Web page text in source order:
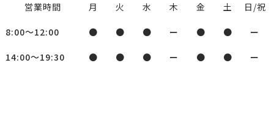
営業時間 月 火 水 木 金 土 日/祝
8:00～12:00 ● ● ● ー ● ● ー
14:00～19:30 ● ● ● ー ● ● ー